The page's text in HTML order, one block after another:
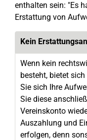
enthalten sein: "Es
Erstattung von
Kein
Wenn kein
besteht, bietet
Sie sich Ihre
Sie diese
Vereinskonto
Auszahlung und
erfolgen, denn